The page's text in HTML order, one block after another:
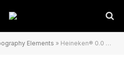
Elements » Heineken® 0.0 estreia “Finish Line Run” no Rio de Janeiro